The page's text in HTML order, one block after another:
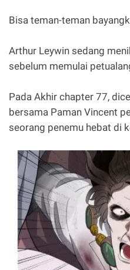
Bisa teman-teman
Arthur Leywin sedang
sebelum memulai
Pada Akhir chapter 77,
bersama Paman Vincent
seorang penemu hebat di